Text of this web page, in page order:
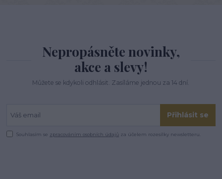
Nepropásněte novinky,
akce a slevy!
Můžete se kdykoli odhlásit. Zasíláme jednou za 14 dní.
Přihlásit se
Souhlasím se zpracováním osobních údajů za účelem rozesílky newsletteru.